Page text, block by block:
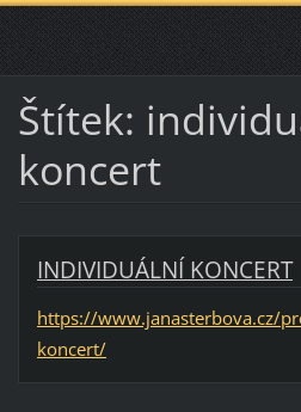
Štítek:
koncert
INDIVIDUÁLNÍ KONCERT
https://www.janasterbova.cz/
koncert/